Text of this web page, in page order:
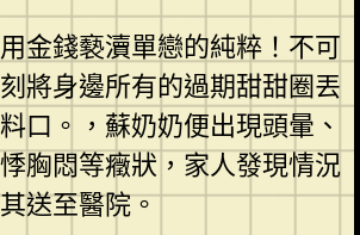
金錢褻瀆單戀的純粹！不可
將身邊所有的過期甜甜圈丟
口。，蘇奶奶便出現頭暈、
胸悶等癥狀，家人發現情況
送至醫院。